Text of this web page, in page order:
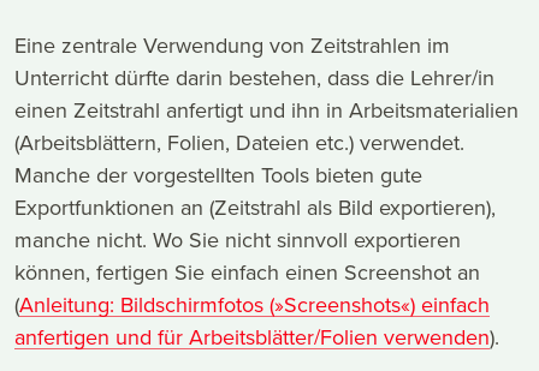
Eine zentrale Verwendung von Zeitstrahlen im
Unterricht dürfte darin bestehen, dass die Lehrer/in
einen Zeitstrahl anfertigt und ihn in Arbeitsmaterialien
(Arbeitsblättern, Folien, Dateien etc.) verwendet.
Manche der vorgestellten Tools bieten gute
Exportfunktionen an (Zeitstrahl als Bild exportieren),
manche nicht. Wo Sie nicht sinnvoll exportieren
können, fertigen Sie einfach einen Screenshot an
(Anleitung: Bildschirmfotos (»Screenshots«) einfach
anfertigen und für Arbeitsblätter/Folien verwenden).